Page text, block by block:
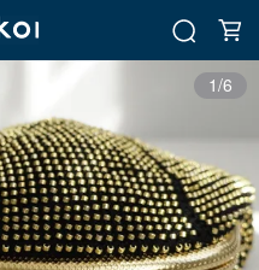
1/6